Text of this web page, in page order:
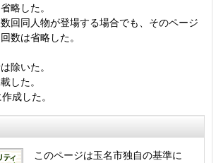
略した。
回同人物が登場する場合でも、そのページ
数は省略した。
除いた。
した。
成した。
このページは玉名市独自の基準に